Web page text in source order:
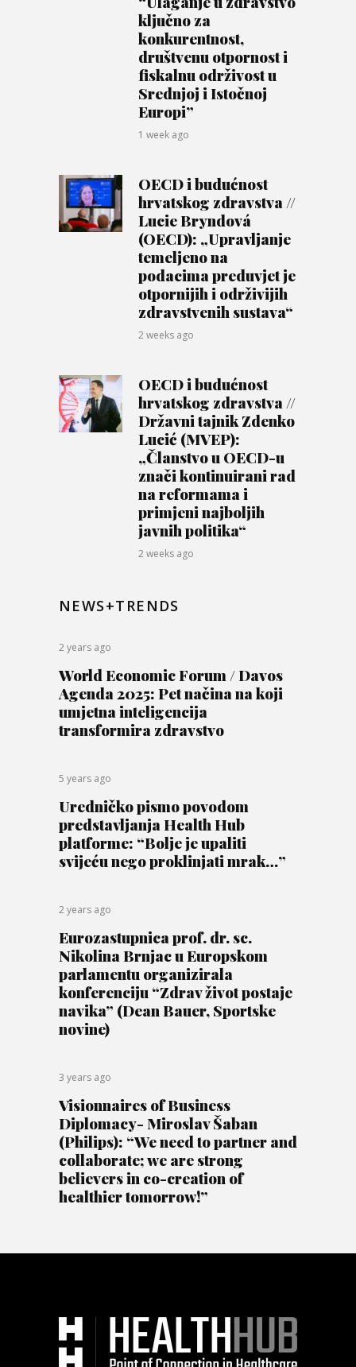
ključno za
konkurentnost,
društvenu otpornost i
fiskalnu održivost u
Srednjoj i Istočnoj
Europi”
1 week ago
OECD i budućnost
hrvatskog zdravstva //
Lucie Bryndová
(OECD): „Upravljanje
temeljeno na
podacima preduvjet je
otpornijih i održivijih
zdravstvenih sustava“
2 weeks ago
OECD i budućnost
hrvatskog zdravstva //
Državni tajnik Zdenko
Lucić (MVEP):
„Članstvo u OECD-u
znači kontinuirani rad
na reformama i
primjeni najboljih
javnih politika“
2 weeks ago
NEWS+TRENDS
2 years ago
World Economic Forum / Davos
Agenda 2025: Pet načina na koji
umjetna inteligencija
transformira zdravstvo
5 years ago
Uredničko pismo povodom
predstavljanja Health Hub
platforme: “Bolje je upaliti
svijeću nego proklinjati mrak…”
2 years ago
Eurozastupnica prof. dr. sc.
Nikolina Brnjac u Europskom
parlamentu organizirala
konferenciju “Zdrav život postaje
navika” (Dean Bauer, Sportske
novine)
3 years ago
Visionnaires of Business
Diplomacy- Miroslav Šaban
(Philips): “We need to partner and
collaborate; we are strong
believers in co-creation of
healthier tomorrow!”